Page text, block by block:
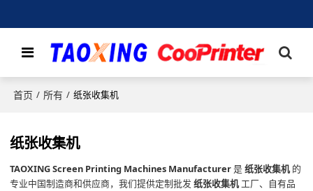
首页 / 所有 / 纸张收集机
纸张收集机
TAOXING Screen Printing Machines Manufacturer是纸张收集机 的
专业中国制造商和供应商，我们提供定制批发纸张收集机 工厂、自有品